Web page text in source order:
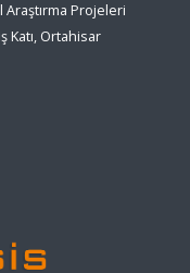
Projeleri
Katı, Ortahisar